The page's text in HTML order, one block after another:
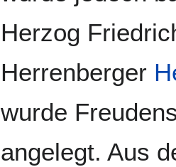
Herzog
Herrenberger
wurde
angelegt. Aus